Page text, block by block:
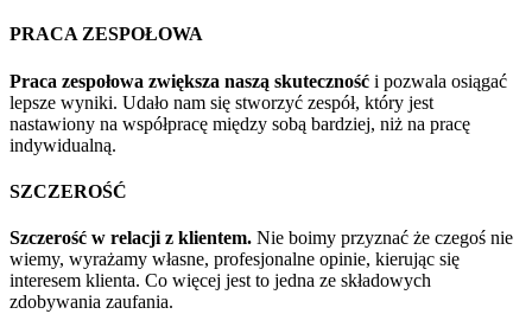
PRACA ZESPOŁOWA
Praca zespołowa zwiększa naszą skuteczność i pozwala osiągać
lepsze wyniki. Udało nam się stworzyć zespół, który jest
nastawiony na współpracę między sobą bardziej, niż na pracę
indywidualną.
SZCZEROŚĆ
Szczerość w relacji z klientem. Nie boimy przyznać że czegoś nie
wiemy, wyrażamy własne, profesjonalne opinie, kierując się
interesem klienta. Co więcej jest to jedna ze składowych
zdobywania zaufania.